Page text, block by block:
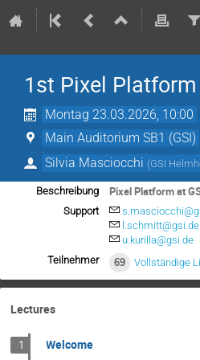
1st Pixel
Montag 23.03.2026, 10:00
Main Auditorium SB1 (GSI)
Silvia Masciocchi (GSI
Beschreibung Pixel Platform at
Support
l.schmitt@gsi.de
u.kurilla@gsi.de
Teilnehmer
69 Vollständige
Lectures
1 Welcome